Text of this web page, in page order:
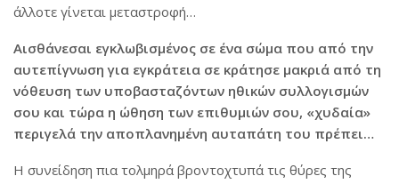
άλλοτε γίνεται μεταστροφή…
Αισθάνεσαι εγκλωβισμένος σε ένα σώμα που από την
αυτεπίγνωση για εγκράτεια σε κράτησε μακριά από τη
νόθευση των υποβασταζόντων ηθικών συλλογισμών
σου και τώρα η ώθηση των επιθυμιών σου, «χυδαία»
περιγελά την αποπλανημένη αυταπάτη του πρέπει…
Η συνείδηση πια τολμηρά βροντοχτυπά τις θύρες της